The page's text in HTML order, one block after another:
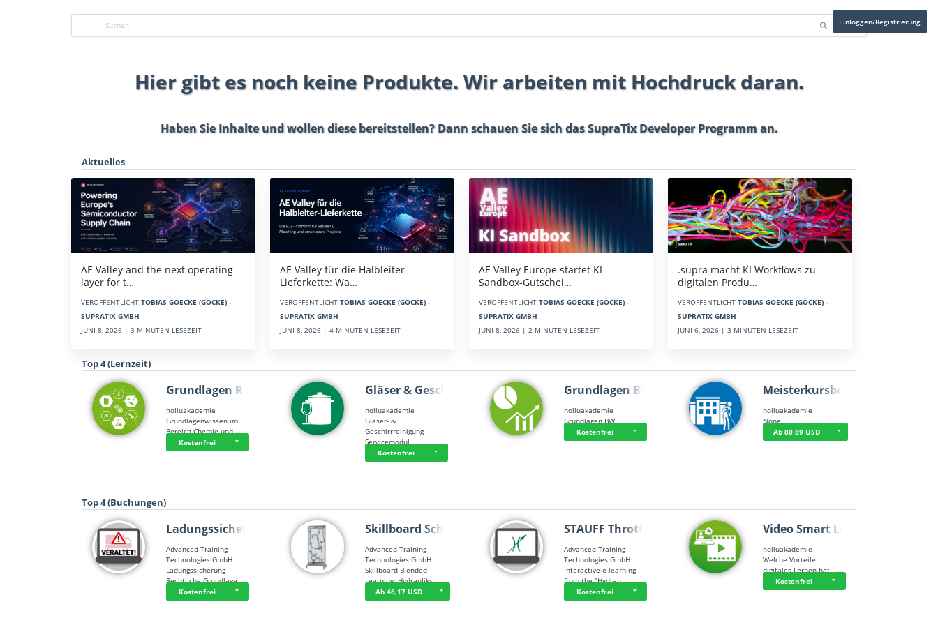
Einloggen/Registrierung
Hier gibt es noch keine Produkte. Wir arbeiten mit Hochdruck daran.
Haben Sie Inhalte und wollen diese bereitstellen? Dann schauen Sie sich dasSupraTix Developer Programman.
Aktuelles
AE Valley and the next operating
layer for t…
VERÖFFENTLICHT TOBIAS GOECKE (GÖCKE) -
SUPRATIX GMBH
JUNI 8, 2026 | 3 MINUTEN LESEZEIT
AE Valley für die Halbleiter-
Lieferkette: Wa…
VERÖFFENTLICHT TOBIAS GOECKE (GÖCKE) -
SUPRATIX GMBH
JUNI 8, 2026 | 4 MINUTEN LESEZEIT
AE Valley Europe startet KI-
Sandbox-Gutschei…
VERÖFFENTLICHT TOBIAS GOECKE (GÖCKE) -
SUPRATIX GMBH
JUNI 8, 2026 | 2 MINUTEN LESEZEIT
.supra macht KI Workflows zu
digitalen Produ…
VERÖFFENTLICHT TOBIAS GOECKE (GÖCKE) -
SUPRATIX GMBH
JUNI 6, 2026 | 3 MINUTEN LESEZEIT
Top 4 (Lernzeit)
Grundlagen Rein…
holluakademie
Grundlagenwissen im
Bereich Chemie und …
Kostenfrei
Gläser & Geschi…
holluakademie
Gläser- &
Geschirrreinigung
Servicemodul
Kostenfrei
Grundlagen BWL
holluakademie
Grundlagen BWL
Kostenfrei
Meisterkursbegl…
holluakademie
None
Ab 80,89 USD
Top 4 (Buchungen)
Ladungssicherung
Advanced Training
Technologies GmbH
Ladungssicherung -
Rechtliche Grundlage…
Kostenfrei
Skillboard Schl…
Advanced Training
Technologies GmbH
Skillboard Blended
Learning: Hydrauliks…
Ab 46,17 USD
STAUFF Throttle…
Advanced Training
Technologies GmbH
Interactive e-learning
from the "Hydrau…
Kostenfrei
Video Smart Lea…
holluakademie
Welche Vorteile
digitales Lernen hat - …
Kostenfrei